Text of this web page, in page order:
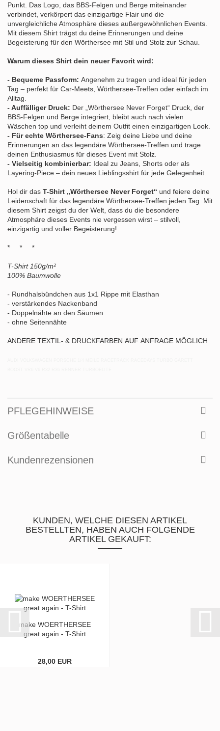
Punkt. Das Logo, das BBS-Felgen und Berge miteinander
verbindet, verkörpert das einzigartige Flair und die
unvergleichliche Atmosphäre dieses außergewöhnlichen Events.
Mit diesem Shirt trägst du deine Erinnerungen und deine
Begeisterung für den Wörthersee mit Stil und Stolz zur Schau.
Warum dieses Shirt dein neuer Favorit wird:
- Bequeme Passform: Angenehm zu tragen und ideal für jeden
Tag – perfekt für Car-Meets, Wörthersee-Treffen oder einfach im
Alltag.
- Auffälliger Druck: Der „Wörthersee Never Forget“ Druck, der
BBS-Felgen und Berge integriert, bleibt auch nach vielen
Wäschen top und verleiht deinem Outfit einen einzigartigen Look.
- Für echte Wörthersee-Fans: Zeig deine Liebe und deine
Erinnerungen an das legendäre Wörthersee-Treffen und trage
deinen Enthusiasmus für dieses Event mit Stolz.
- Vielseitig kombinierbar: Ideal zu Jeans, Shorts oder als
Layering-Piece – dein neues Lieblingsshirt für jede Gelegenheit.
Hol dir das T-Shirt „Wörthersee Never Forget“ und feiere deine
Leidenschaft für das legendäre Wörthersee-Treffen jeden Tag. Mit
diesem Shirt zeigst du der Welt, dass du die besondere
Atmosphäre dieses Events nie vergessen wirst – stilvoll,
einzigartig und voller Begeisterung!
* * *
T-Shirt 150g/m²
100% Baumwolle
- Rundhalsbündchen aus 1x1 Rippe mit Elasthan
- verstärkendes Nackenband
- Doppelnähte an den Säumen
- ohne Seitennähte
ANDERE TEXTIL- & DRUCKFARBEN AUF ANFRAGE MÖGLICH
PFLEGEHINWEISE
Größentabelle
Kundenrezensionen
KUNDEN, WELCHE DIESEN ARTIKEL
BESTELLTEN, HABEN AUCH FOLGENDE
ARTIKEL GEKAUFT:
make WOERTHERSEE
great again - T-Shirt
28,00 EUR